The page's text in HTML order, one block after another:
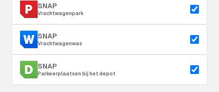
SNAP
Vrachtwagenpark
SNAP
Vrachtwagenwas
SNAP
Parkeerplaatsen bij het depot